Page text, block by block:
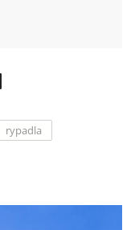
rypadla